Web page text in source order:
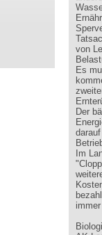
von
Es
Der
Im